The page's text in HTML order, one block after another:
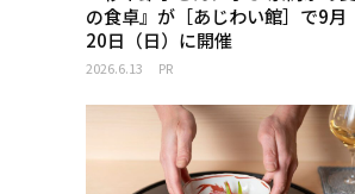
の食卓』が［あじわい館］で9月
20日（日）に開催
2026.6.13 PR